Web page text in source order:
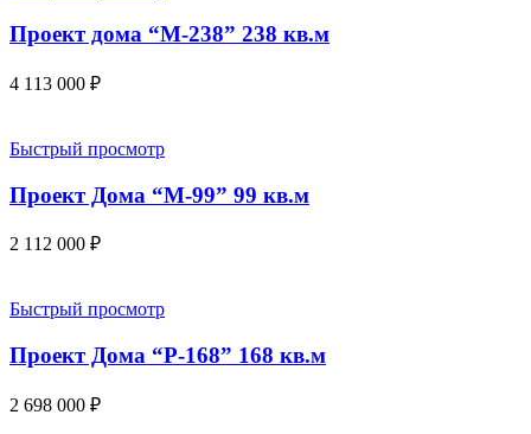
Проект дома “М-238” 238 кв.м
4 113 000 ₽
Быстрый просмотр
Проект Дома “М-99” 99 кв.м
2 112 000 ₽
Быстрый просмотр
Проект Дома “Р-168” 168 кв.м
2 698 000 ₽